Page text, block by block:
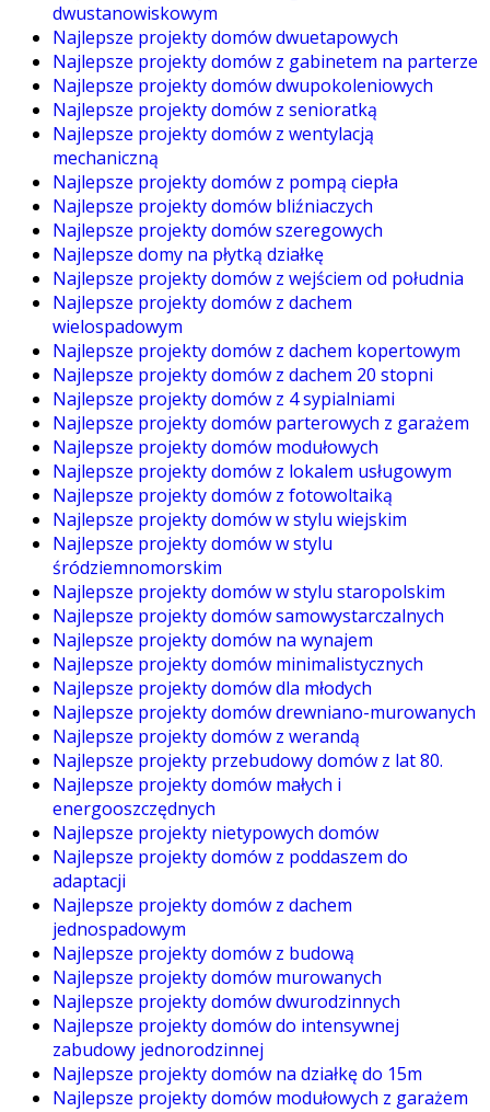
dwustanowiskowym
Najlepsze projekty domów dwuetapowych
Najlepsze projekty domów z gabinetem na parterze
Najlepsze projekty domów dwupokoleniowych
Najlepsze projekty domów z senioratką
Najlepsze projekty domów z wentylacją
mechaniczną
Najlepsze projekty domów z pompą ciepła
Najlepsze projekty domów bliźniaczych
Najlepsze projekty domów szeregowych
Najlepsze domy na płytką działkę
Najlepsze projekty domów z wejściem od południa
Najlepsze projekty domów z dachem
wielospadowym
Najlepsze projekty domów z dachem kopertowym
Najlepsze projekty domów z dachem 20 stopni
Najlepsze projekty domów z 4 sypialniami
Najlepsze projekty domów parterowych z garażem
Najlepsze projekty domów modułowych
Najlepsze projekty domów z lokalem usługowym
Najlepsze projekty domów z fotowoltaiką
Najlepsze projekty domów w stylu wiejskim
Najlepsze projekty domów w stylu
śródziemnomorskim
Najlepsze projekty domów w stylu staropolskim
Najlepsze projekty domów samowystarczalnych
Najlepsze projekty domów na wynajem
Najlepsze projekty domów minimalistycznych
Najlepsze projekty domów dla młodych
Najlepsze projekty domów drewniano-murowanych
Najlepsze projekty domów z werandą
Najlepsze projekty przebudowy domów z lat 80.
Najlepsze projekty domów małych i
energooszczędnych
Najlepsze projekty nietypowych domów
Najlepsze projekty domów z poddaszem do
adaptacji
Najlepsze projekty domów z dachem
jednospadowym
Najlepsze projekty domów z budową
Najlepsze projekty domów murowanych
Najlepsze projekty domów dwurodzinnych
Najlepsze projekty domów do intensywnej
zabudowy jednorodzinnej
Najlepsze projekty domów na działkę do 15m
Najlepsze projekty domów modułowych z garażem